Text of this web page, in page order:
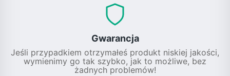
Gwarancja
Jeśli przypadkiem otrzymałeś produkt niskiej jakości,
wymienimy go tak szybko, jak to możliwe, bez
żadnych problemów!